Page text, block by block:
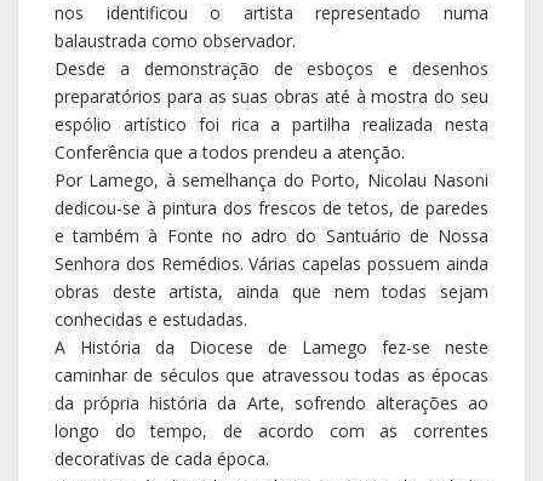
nos identificou o artista representado numa
balaustrada como observador.
Desde a demonstração de esboços e desenhos
preparatórios para as suas obras até à mostra do seu
espólio artístico foi rica a partilha realizada nesta
Conferência que a todos prendeu a atenção.
Por Lamego, à semelhança do Porto, Nicolau Nasoni
dedicou-se à pintura dos frescos de tetos, de paredes
e também à Fonte no adro do Santuário de Nossa
Senhora dos Remédios. Várias capelas possuem ainda
obras deste artista, ainda que nem todas sejam
conhecidas e estudadas.
A História da Diocese de Lamego fez-se neste
caminhar de séculos que atravessou todas as épocas
da própria história da Arte, sofrendo alterações ao
longo do tempo, de acordo com as correntes
decorativas de cada época.